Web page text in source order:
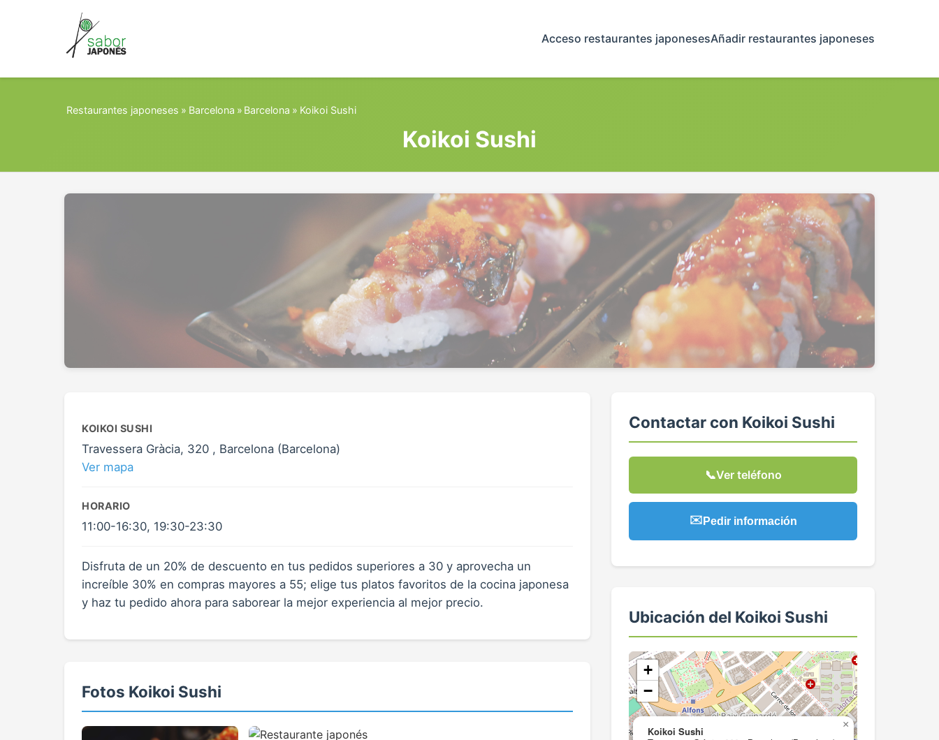
Acceso restaurantes japonesesAñadir restaurantes japoneses
Restaurantes japoneses » Barcelona » Barcelona » Koikoi Sushi
Koikoi Sushi
KOIKOI SUSHI
Travessera Gràcia, 320 , Barcelona (Barcelona)
Ver mapa
HORARIO
11:00-16:30, 19:30-23:30
Disfruta de un 20% de descuento en tus pedidos superiores a 30 y aprovecha un
increíble 30% en compras mayores a 55; elige tus platos favoritos de la cocina japonesa
y haz tu pedido ahora para saborear la mejor experiencia al mejor precio.
Fotos Koikoi Sushi
Contactar con Koikoi Sushi
📞Ver teléfono
✉️ Pedir información
Ubicación del Koikoi Sushi
Koikoi Sushi
×
+
−